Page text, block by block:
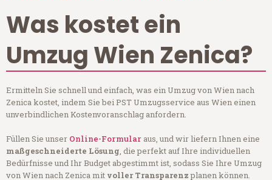
Was kostet ein
Umzug Wien Zenica?
Ermitteln Sie schnell und einfach, was ein Umzug von Wien nach
Zenica kostet, indem Sie bei PST Umzugsservice aus Wien einen
unverbindlichen Kostenvoranschlag anfordern.
Füllen Sie unser Online-Formular aus, und wir liefern Ihnen eine
maßgeschneiderte Lösung, die perfekt auf Ihre individuellen
Bedürfnisse und Ihr Budget abgestimmt ist, sodass Sie Ihre Umzug
von Wien nach Zenica mit voller Transparenzplanen können.